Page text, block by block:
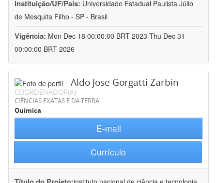
Instituição/UF/País: Universidade Estadual Paulista Júlio
de Mesquita Filho - SP - Brasil
Vigência: Mon Dec 18 00:00:00 BRT 2023-Thu Dec 31
00:00:00 BRT 2026
Aldo Jose Gorgatti Zarbin
COORDENADOR(A)
CIÊNCIAS EXATAS E DA TERRA
Química
E-mail
Currículo